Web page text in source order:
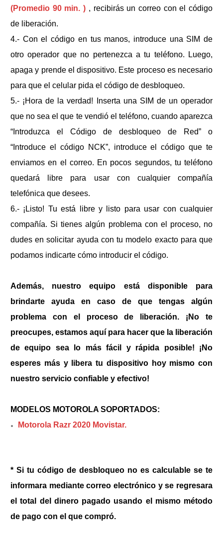
(Promedio 90 min. ) , recibirás un correo con el código
de liberación.
4.- Con el código en tus manos, introduce una SIM de
otro operador que no pertenezca a tu teléfono. Luego,
apaga y prende el dispositivo. Este proceso es necesario
para que el celular pida el código de desbloqueo.
5.- ¡Hora de la verdad! Inserta una SIM de un operador
que no sea el que te vendió el teléfono, cuando aparezca
“Introduzca el Código de desbloqueo de Red” o
“Introduce el código NCK”, introduce el código que te
enviamos en el correo. En pocos segundos, tu teléfono
quedará libre para usar con cualquier compañía
telefónica que desees.
6.- ¡Listo! Tuestá libre y listo para usar con cualquier
compañía. Si tienes algún problema con el proceso, no
dudes en solicitar ayuda con tu modelo exacto para que
podamos indicarte cómo introducir el código.
Además, nuestro equipo está disponible para
brindarte ayuda en caso de que tengas algún
problema con el proceso de liberación. ¡No te
preocupes, estamos aquí para hacer que la liberación
de equipo sea lo más fácil y rápida posible! ¡No
esperes más y libera tu dispositivo hoy mismo con
nuestro servicio confiable y efectivo!
MODELOS MOTOROLA SOPORTADOS:
Motorola Razr 2020 Movistar.
* Si tu código de desbloqueo no es calculable se te
informara mediante correo electrónico y se regresara
el total del dinero pagado usando el mismo método
de pago con el que compró.